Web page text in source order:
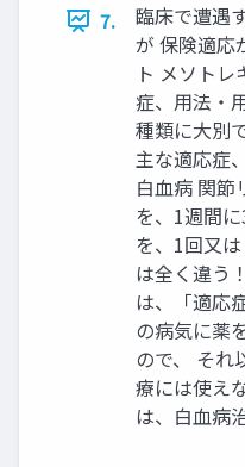
7.
臨床で遭遇
が 保険適応
ト メソト
症、用法・
種類に大別
主な適応症
白血病 関
を、1週間
を、1回又
は全く違う
は、「適応
の病気に薬
ので、 それ
療には使え
は、白血病